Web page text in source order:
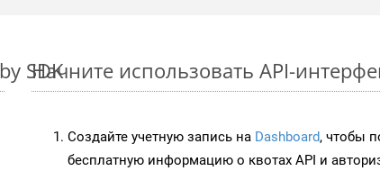
SDK
Начните использовать API-
Создайте учетную запись на Dashboard, чтобы
бесплатную информацию о квотах API и